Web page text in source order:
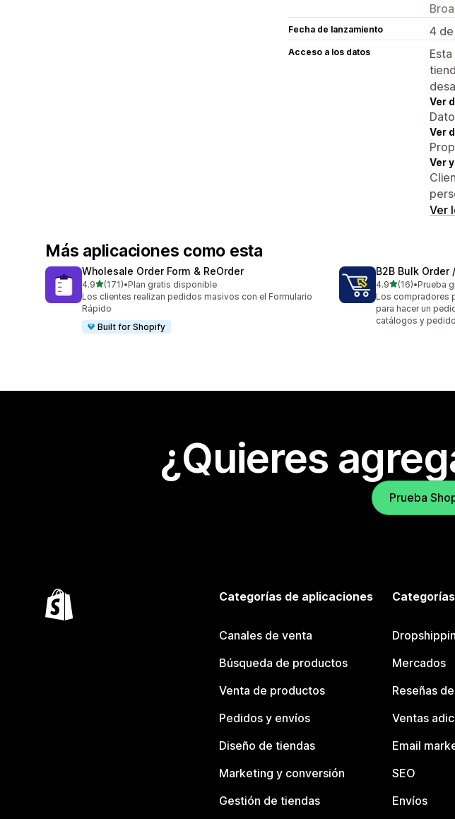
Fecha de lanzamiento 4
Acceso a los datos
Ver
Ver
Ver
Ver
Más aplicaciones como esta
Wholesale Order Form & ReOrder
4.9de 5 estrellas
(171)
171 reseñas en total
•Plan gratis disponible
Los clientes realizan pedidos masivos con el Formulario
Rápido
Built for Shopify
B2B Bulk Order
4.9de 5 estrellas
(16)
16 reseñas en total
•Prueba
Los compradores
para hacer un
catálogos y
¿Quieres
Prueba
Categorías de aplicaciones
Canales de venta
Búsqueda de productos
Venta de productos
Pedidos y envíos
Diseño de tiendas
Marketing y conversión
Gestión de tiendas
Mercados
Reseñas
Ventas
Email
SEO
Envíos